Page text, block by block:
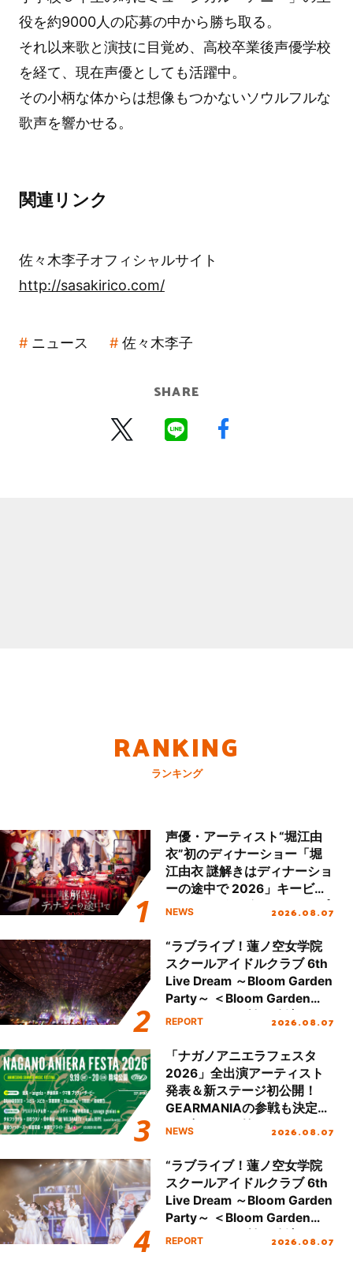
役を約9000人の応募の中から勝ち取る。
それ以来歌と演技に目覚め、高校卒業後声優学校
を経て、現在声優としても活躍中。
その小柄な体からは想像もつかないソウルフルな
歌声を響かせる。
関連リンク
佐々木李子オフィシャルサイト
http://sasakirico.com/
ニュース 佐々木李子
SHARE
RANKING
ランキング
声優・アーティスト“堀江由
衣”初のディナーショー「堀
江由衣 謎解きはディナーショ
ーの途中で 2026」キービジ
ュアル＆グッズラインナップ
NEWS 2026.08.07
“ラブライブ！蓮ノ空女学院
スクールアイドルクラブ 6th
Live Dream ～Bloom Garden
Party～ ＜Bloom Garden
Party Stage／埼玉公演＞”
REPORT 2026.08.07
「ナガノアニエラフェスタ
2026」全出演アーティスト
発表＆新ステージ初公開！
GEARMANIAの参戦も決定
し、初となる第3ステージの
NEWS 2026.08.07
“ラブライブ！蓮ノ空女学院
スクールアイドルクラブ 6th
Live Dream ～Bloom Garden
Party～ ＜Bloom Garden
Party Stage／埼玉公演＞”
REPORT 2026.08.07